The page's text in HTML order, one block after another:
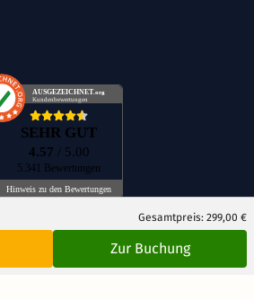
Gesamtpreis: 299,00 €
Zur Buchung
AUSGEZEICHNET.org
Kundenbewertungen
SEHR GUT
4.57 / 5.00
5.341 Bewertungen
Hinweis zu den Bewertungen
DE CH AT